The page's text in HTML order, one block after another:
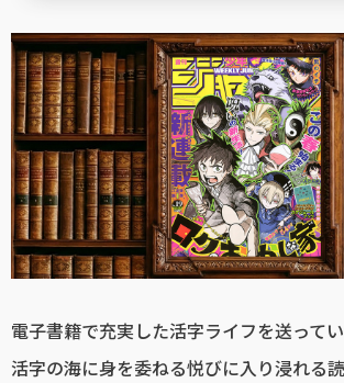
電子書籍で充実した活字ライフを送ってい
活字の海に身を委ねる悦びに入り浸れる